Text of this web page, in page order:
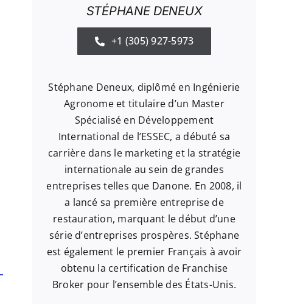
STÉPHANE DENEUX
+1 (305) 927-5973
Stéphane Deneux, diplômé en Ingénierie
Agronome et titulaire d’un Master
Spécialisé en Développement
International de l’ESSEC, a débuté sa
carrière dans le marketing et la stratégie
internationale au sein de grandes
entreprises telles que Danone. En 2008, il
a lancé sa première entreprise de
restauration, marquant le début d’une
série d’entreprises prospères. Stéphane
est également le premier Français à avoir
obtenu la certification de Franchise
Broker pour l’ensemble des États-Unis.